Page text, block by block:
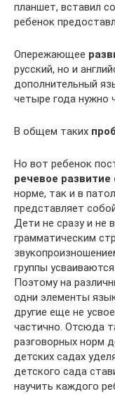
планшет, вставил
ребенок
Опережающее
русский, но и
дополнительный
четыре года нужно
В общем таких
Но вот ребенок
речевое
норме, так и в
представляет
Дети не сразу и не
грамматическим
группы
Поэтому на
одни элементы
другие еще не
частично. Отсюда
разговорных норм
детских садах
детского сада
научить каждого